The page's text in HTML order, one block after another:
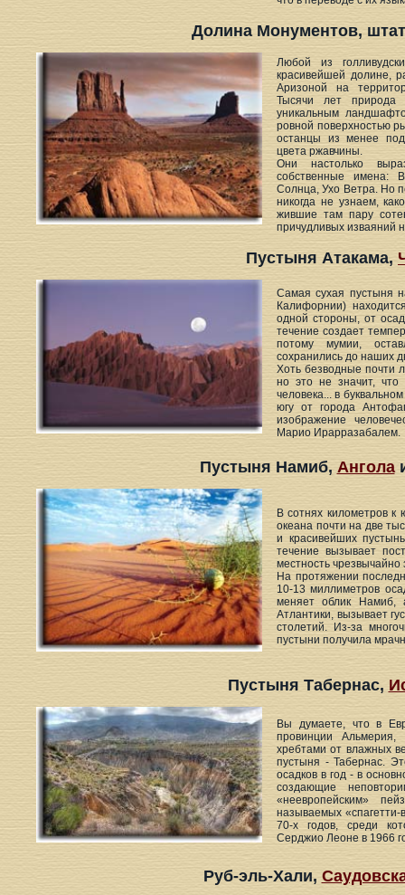
Долина Монументов,
Любой из
красивейшей долине,
Аризоной на
Тысячи лет природа
уникальным
ровной поверхностью
останцы из менее
цвета ржавчины.
Они настолько
собственные имена:
Солнца, Ухо Ветра. Но
никогда не узнаем,
жившие там пару
причудливых изваяний
Пустыня Атакама,
Самая сухая пустыня
Калифорнии)
одной стороны, от
течение создает
потому мумии,
сохранились до наших
Хоть безводные почти
но это не значит, что
человека... в
югу от города
изображение
Марио Ирарразабалем.
Пустыня Намиб, Ангола
В сотнях километров к
океана почти на две
и красивейших
течение вызывает
местность чрезвычайно
На протяжении
10-13 миллиметров
меняет облик Намиб,
Атлантики, вызывает
столетий. Из-за
пустыни получила
Пустыня Табернас,
Вы думаете, что в
провинции Альмерия,
хребтами от влажных
пустыня - Табернас.
осадков в год - в
создающие
«неевропейским»
называемых «спагетти-
70-х годов, среди
Серджио Леоне в 1966
Руб-эль-Хали,